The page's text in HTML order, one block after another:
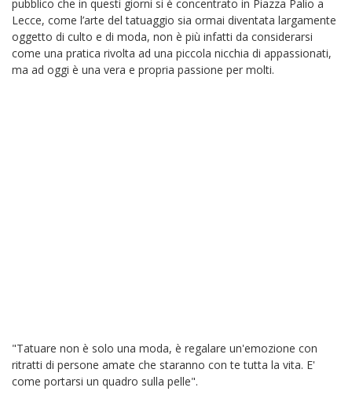
pubblico che in questi giorni si è concentrato in Piazza Palio a
Lecce, come l’arte del tatuaggio sia ormai diventata largamente
oggetto di culto e di moda, non è più infatti da considerarsi
come una pratica rivolta ad una piccola nicchia di appassionati,
ma ad oggi è una vera e propria passione per molti.
"Tatuare non è solo una moda, è regalare un'emozione con
ritratti di persone amate che staranno con te tutta la vita. E'
come portarsi un quadro sulla pelle".